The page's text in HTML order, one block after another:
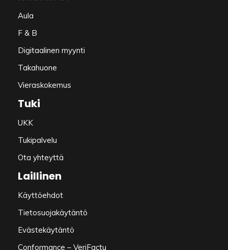
Aula
F & B
Digitaalinen myynti
Takahuone
Vieraskokemus
Tuki
UKK
Tukipalvelu
Ota yhteyttä
Laillinen
Käyttöehdot
Tietosuojakäytäntö
Evästekäytäntö
Conformance – VeriFactu